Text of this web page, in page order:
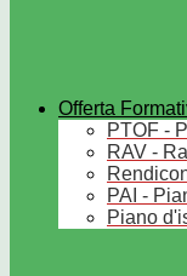
Offerta
PTOF -
RAV -
PAI -
Piano